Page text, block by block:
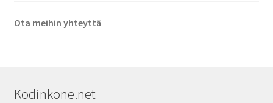
Ota meihin yhteyttä
Kodinkone.net